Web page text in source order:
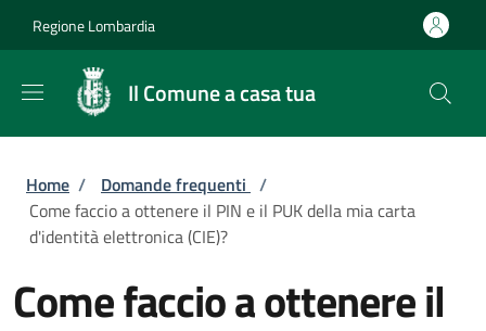
Regione Lombardia
Il Comune a casa tua
Briciole di pane
Home / Domande frequenti /
Come faccio a ottenere il PIN e il PUK della mia carta
d'identità elettronica (CIE)?
Come faccio a ottenere il